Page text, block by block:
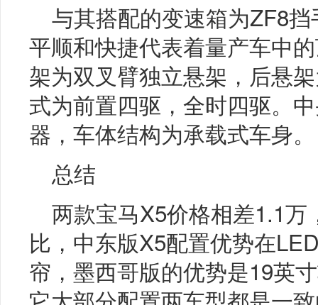
与其搭配的变速箱为ZF8
平顺和快捷代表着量产车中
架为双叉臂独立悬架，后悬
式为前置四驱，全时四驱。
器，车体结构为承载式车身。
总结
两款宝马X5价格相差1.1
比，中东版X5配置优势在
帘，墨西哥版的优势是19英